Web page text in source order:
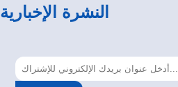
النشرة الإخبارية